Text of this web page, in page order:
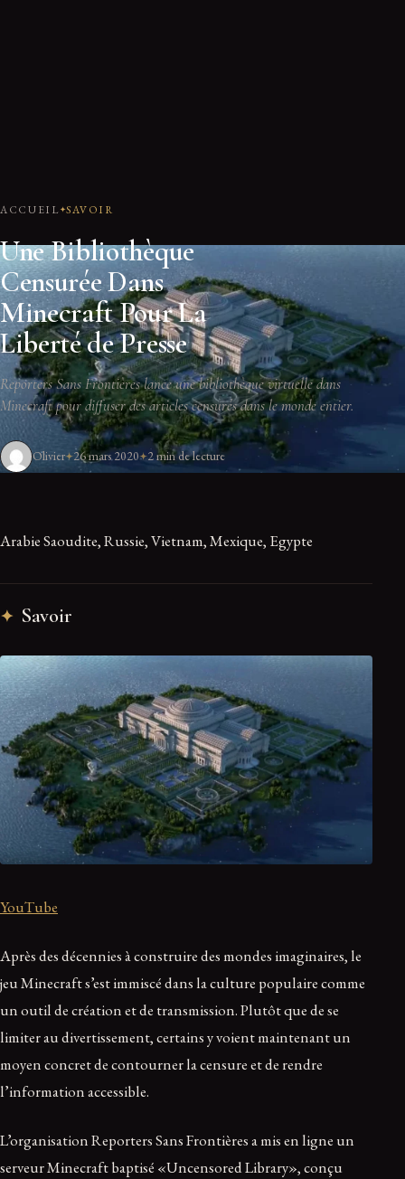
ACCUEIL SAVOIR
Une Bibliothèque
Censurée Dans
Minecraft Pour La
Liberté de Presse
Reporters Sans Frontières lance une bibliothèque virtuelle dans
Minecraft pour diffuser des articles censurés dans le monde entier.
Olivier 26 mars 2020 2 min de lecture
Arabie Saoudite, Russie, Vietnam, Mexique, Egypte
Savoir
YouTube
Après des décennies à construire des mondes imaginaires, le
jeu Minecraft s’est immiscé dans la culture populaire comme
un outil de création et de transmission. Plutôt que de se
limiter au divertissement, certains y voient maintenant un
moyen concret de contourner la censure et de rendre
l’information accessible.
L’organisation Reporters Sans Frontières a mis en ligne un
serveur Minecraft baptisé «Uncensored Library», conçu